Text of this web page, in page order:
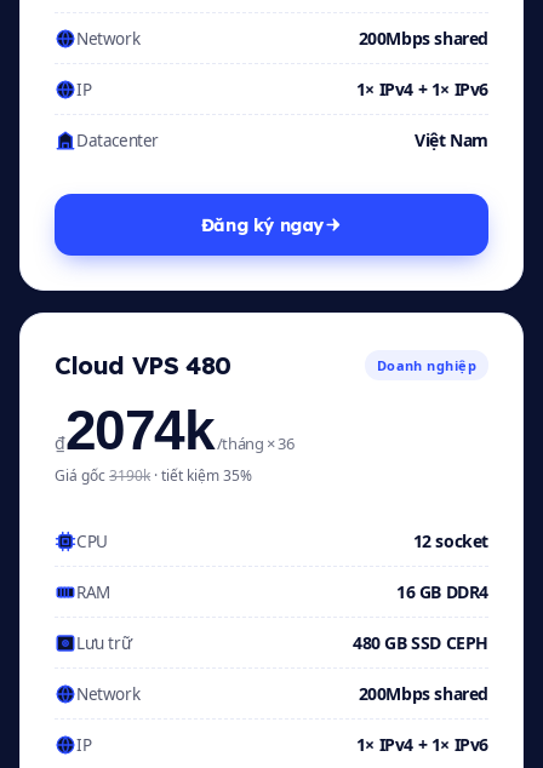
Network 200Mbps shared
IP 1× IPv4 + 1× IPv6
Datacenter Việt Nam
Đăng ký ngay
Cloud VPS 480 Doanh nghiệp
₫2074k/tháng × 36
Giá gốc3190k · tiết kiệm 35%
CPU 12 socket
RAM 16 GB DDR4
Lưu trữ 480 GB SSD CEPH
Network 200Mbps shared
IP 1× IPv4 + 1× IPv6